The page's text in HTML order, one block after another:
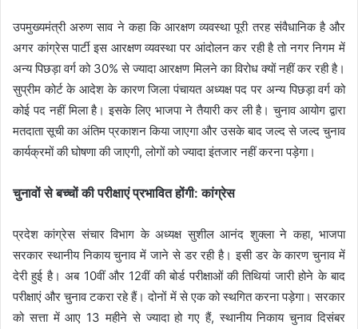
उपमुख्यमंत्री अरुण साव ने कहा कि आरक्षण व्यवस्था पूरी तरह संवैधानिक है और
अगर कांग्रेस पार्टी इस आरक्षण व्यवस्था पर आंदोलन कर रही है तो नगर निगम में
अन्य पिछड़ा वर्ग को 30% से ज्यादा आरक्षण मिलने का विरोध क्यों नहीं कर रही है।
सुप्रीम कोर्ट के आदेश के कारण जिला पंचायत अध्यक्ष पद पर अन्य पिछड़ा वर्ग को
कोई पद नहीं मिला है। इसके लिए भाजपा ने तैयारी कर ली है। चुनाव आयोग द्वारा
मतदाता सूची का अंतिम प्रकाशन किया जाएगा और उसके बाद जल्द से जल्द चुनाव
कार्यक्रमों की घोषणा की जाएगी, लोगों को ज्यादा इंतजार नहीं करना पड़ेगा।
चुनावों से बच्चों की परीक्षाएं प्रभावित होंगी: कांग्रेस
प्रदेश कांग्रेस संचार विभाग के अध्यक्ष सुशील आनंद शुक्ला ने कहा, भाजपा
सरकार स्थानीय निकाय चुनाव में जाने से डर रही है। इसी डर के कारण चुनाव में
देरी हुई है। अब 10वीं और 12वीं की बोर्ड परीक्षाओं की तिथियां जारी होने के बाद
परीक्षाएं और चुनाव टकरा रहे हैं। दोनों में से एक को स्थगित करना पड़ेगा। सरकार
को सत्ता में आए 13 महीने से ज्यादा हो गए हैं, स्थानीय निकाय चुनाव दिसंबर